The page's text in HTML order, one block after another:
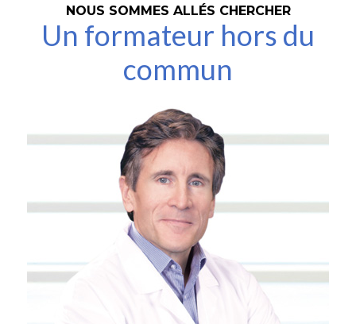
NOUS SOMMES ALLÉS CHERCHER
Un formateur hors du
commun